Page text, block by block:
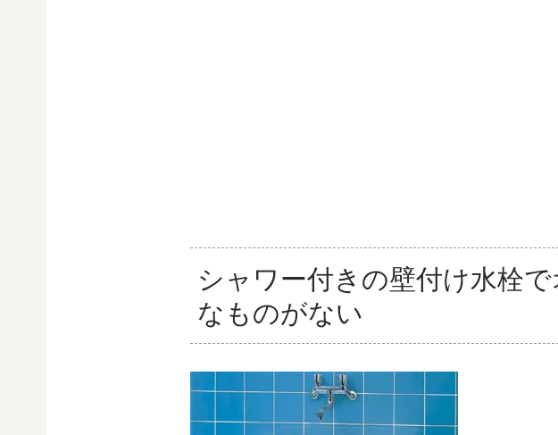
シャワー付きの壁付け水栓
なものがない